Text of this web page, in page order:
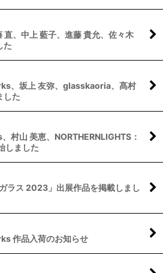
直、中上 藍子、進藤 貴允、佐々木
た
、坂上 友弥、glasskaoria、髙村
した
村山 美恵、NORTHERNLIGHTS：
しました
ラス 2023」出展作品を掲載しまし
作品入荷のお知らせ